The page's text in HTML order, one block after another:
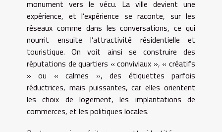
monument vers le vécu. La ville devient une
expérience, et l’expérience se raconte, sur les
réseaux comme dans les conversations, ce qui
nourrit ensuite l’attractivité résidentielle et
touristique. On voit ainsi se construire des
réputations de quartiers « conviviaux », « créatifs
» ou « calmes », des étiquettes parfois
réductrices, mais puissantes, car elles orientent
les choix de logement, les implantations de
commerces, et les politiques locales.